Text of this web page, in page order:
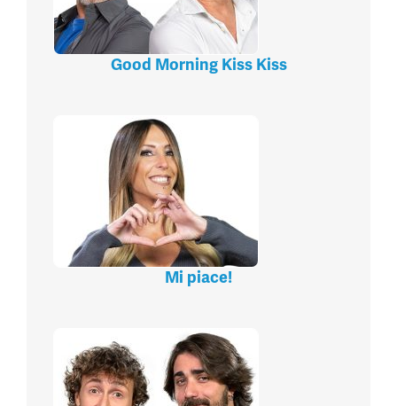
Good Morning Kiss Kiss
Mi piace!